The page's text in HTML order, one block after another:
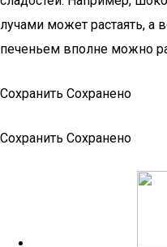
лучами может растаять, а
печеньем вполне можно
Сохранить Сохранено
Сохранить Сохранено